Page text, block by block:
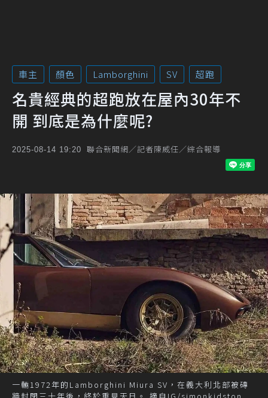
車主 顏色 Lamborghini SV 超跑
名貴經典的超跑放在屋內30年不
開 到底是為什麼呢?
2025-08-14 19:20 聯合新聞網／記者陳威任／綜合報導
一輛1972年的Lamborghini Miura SV，在義大利北部被磚
牆封閉三十年後，終於重見天日。 摘自IG/simonkidston